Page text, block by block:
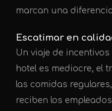
marcan una
Escatimar en
Un viaje de
hotel es mediocre, el
las comidas
reciben los